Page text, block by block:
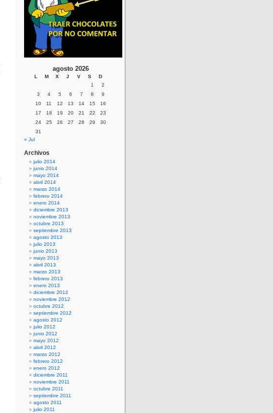
agosto 2026
L M X J V S
D
1
2
3
4 5 6 7 8
9
10
11 12 13 14 15
16
17
18 19 20 21 22
23
24
25 26 27 28 29
30
31
« Jul
Archivos
julio 2014
junio 2014
mayo 2014
abril 2014
marzo 2014
febrero 2014
enero 2014
diciembre 2013
noviembre 2013
octubre 2013
septiembre 2013
agosto 2013
julio 2013
junio 2013
mayo 2013
abril 2013
marzo 2013
febrero 2013
enero 2013
diciembre 2012
noviembre 2012
octubre 2012
septiembre 2012
agosto 2012
julio 2012
junio 2012
mayo 2012
abril 2012
marzo 2012
febrero 2012
enero 2012
diciembre 2011
noviembre 2011
octubre 2011
septiembre 2011
agosto 2011
julio 2011